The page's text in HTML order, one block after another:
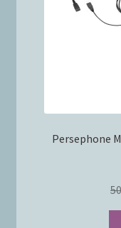
Persephone